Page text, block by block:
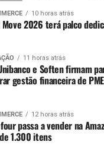
10 horas atrás
Move 2026 terá palco
11 horas atrás
e Soften firmam
gestão financeira de
12 horas atrás
passa a vender na
1.300 itens